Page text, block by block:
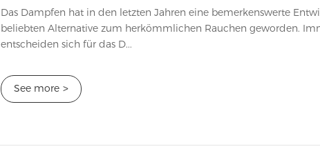
Das Dampfen hat in den letzten Jahren eine bemerkenswerte
beliebten Alternative zum herkömmlichen Rauchen geworden.
entscheiden sich für das D...
See more >